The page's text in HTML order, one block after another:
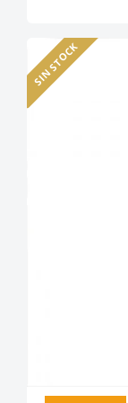
SIN STOCK